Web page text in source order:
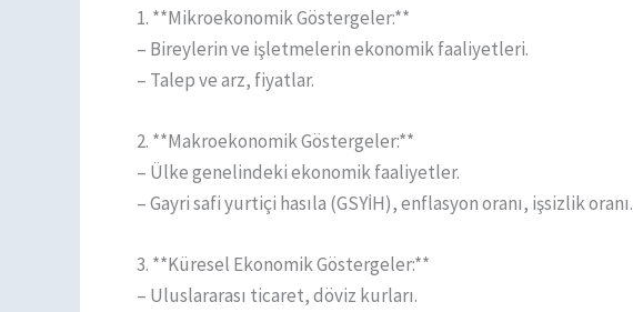
1. **Mikroekonomik Göstergeler:**
– Bireylerin ve işletmelerin ekonomik faaliyetleri.
– Talep ve arz, fiyatlar.
2. **Makroekonomik Göstergeler:**
– Ülke genelindeki ekonomik faaliyetler.
– Gayri safi yurtiçi hasıla (GSYİH), enflasyon oranı, işsizlik oranı.
3. **Küresel Ekonomik Göstergeler:**
– Uluslararası ticaret, döviz kurları.